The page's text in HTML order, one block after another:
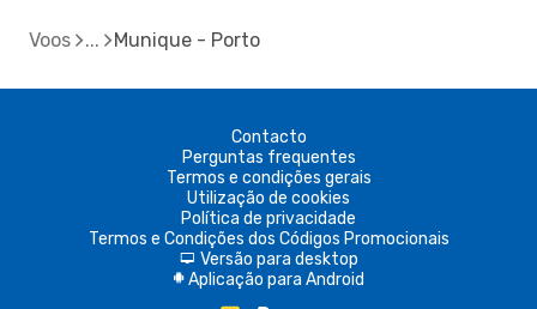
Voos Munique - Porto
Contacto
Perguntas frequentes
Termos e condições gerais
Utilização de cookies
Política de privacidade
Termos e Condições dos Códigos Promocionais
d Versão para desktop
A Aplicação para Android